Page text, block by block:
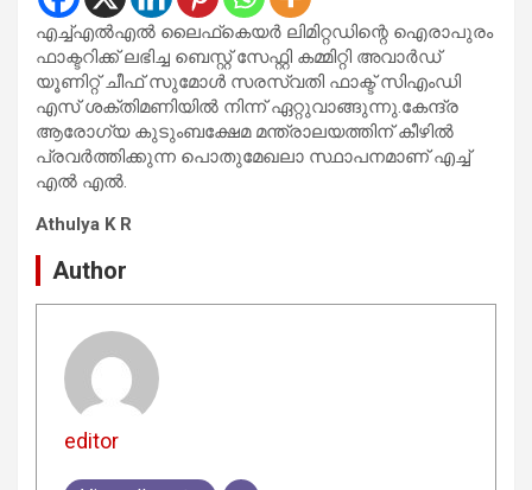
എച്ച്എൽഎൽ ലൈഫ്‌കെയർ ലിമിറ്റഡിന്റെ ഐരാപുരം
ഫാക്ടറിക്ക് ലഭിച്ച ബെസ്റ്റ് സേഫ്റ്റി കമ്മിറ്റി അവാർഡ്
യൂണിറ്റ് ചീഫ് സുമോൾ സരസ്വതി ഫാക്ട് സിഎംഡി
എസ് ശക്തിമണിയിൽ നിന്ന് ഏറ്റുവാങ്ങുന്നു.കേന്ദ്ര
ആരോഗ്യ കുടുംബക്ഷേമ മന്ത്രാലയത്തിന് കീഴിൽ
പ്രവർത്തിക്കുന്ന പൊതുമേഖലാ സ്ഥാപനമാണ് എച്ച്
എൽ എൽ.
Athulya K R
Author
editor